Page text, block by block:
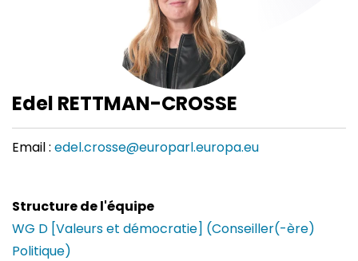
Edel RETTMAN-CROSSE
Email : edel.crosse@europarl.europa.eu
Structure de l'équipe
WG D [Valeurs et démocratie] (Conseiller(-ère)
Politique)